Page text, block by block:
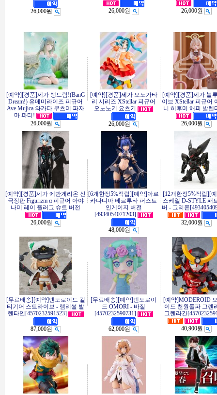
26,000원 26,000원 26,000원
[예약][경품]세가 뱅드림!(BanG
Dream!) 유메미라이즈 피규어
Ave Mujica 와카다 무츠미 파자
마 파티!
26,000원
[예약][경품]세가 모노가타
리 시리즈 XStellar 피규어
오노노키 요츠기
26,000원
[예약][경품]세가 블
이브 XStellar 피규어
니 히후미 해피 발렌
26,000원
[예약][경품]세가 에반게리온 신
극장판 Figurizm α 피규어 아야
나미 레이 플러그 슈트 버전
26,000원
[6개한정5%적립][예약]아르
카나디아 베르루타 퍼스트
인게이지 버전
[4934054071203]
48,000원
[12개한정5%적립][
스케일 D-STYLE 패
버 - 그리폰
32,000원
[무료배송][예약]넨도로이드 길
티기어 스트라이브 - 램리썰 발
렌타인[4570232591523]
87,000원
[무료배송][예약]넨도로이
드 OMORI - 바질
[4570232590731]
62,000원
[예약]MODEROID
이드 천원돌파 그렌
그렌라간
40,900원